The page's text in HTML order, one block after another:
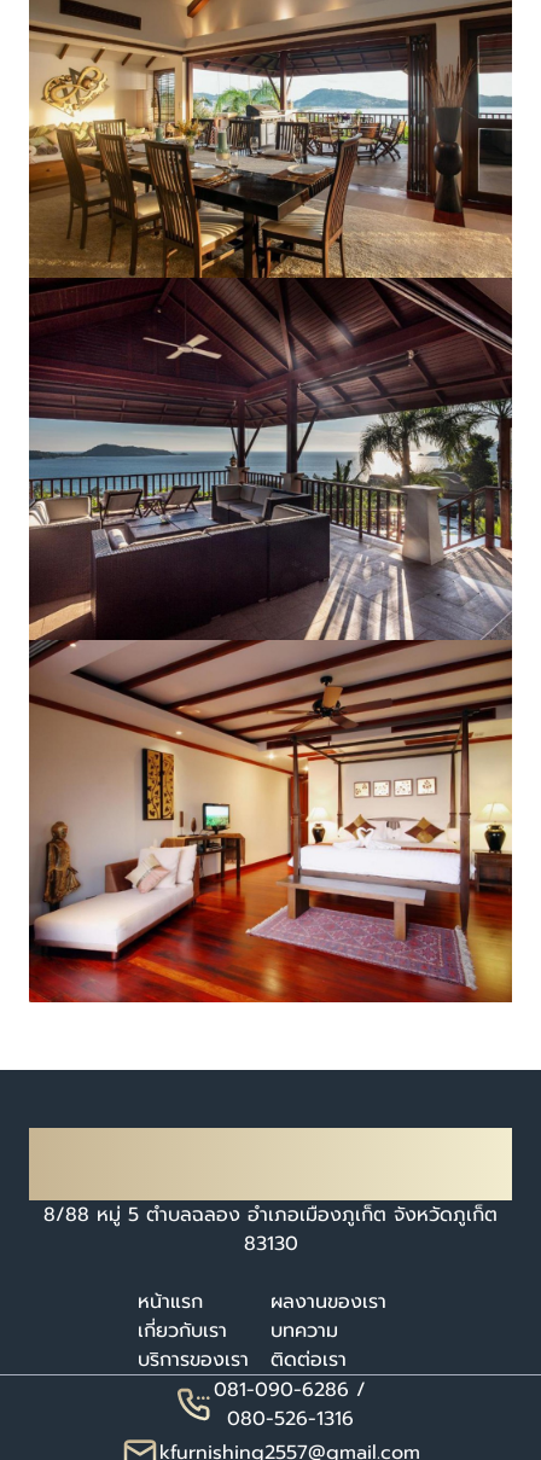
8/88 หมู่ 5 ตำบลฉลอง อำเภอเมืองภูเก็ต จังหวัดภูเก็ต
83130​
หน้าแรก
เกี่ยวกับเรา
บริการของเรา
ผลงานของเรา
บทความ
ติดต่อเรา
081-090-6286 /
080-526-1316
kfurnishing2557@gmail.com